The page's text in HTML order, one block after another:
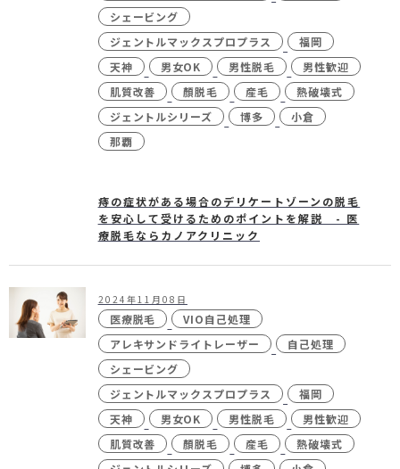
シェービング
ジェントルマックスプロプラス
福岡
天神
男女OK 男性脱毛
男性歓迎
肌質改善
顏脱毛 産毛
熱破壊式
ジェントルシリーズ
博多
小倉
那覇
痔の症状がある場合のデリケートゾーンの脱毛
を安心して受けるためのポイントを解説 - 医
療脱毛ならカノアクリニック
2024年11月08日
医療脱毛
VIO自己処理
アレキサンドライトレーザー
自己処理
シェービング
ジェントルマックスプロプラス
福岡
天神
男女OK 男性脱毛
男性歓迎
肌質改善
顏脱毛 産毛
熱破壊式